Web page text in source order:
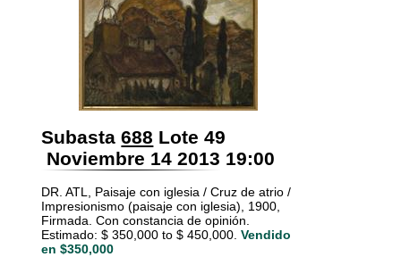
Subasta 688 Lote 49
Noviembre 14 2013 19:00
DR. ATL, Paisaje con iglesia / Cruz de atrio /
Impresionismo (paisaje con iglesia), 1900,
Firmada. Con constancia de opinión.
Estimado: $ 350,000 to $ 450,000. Vendido
en $350,000